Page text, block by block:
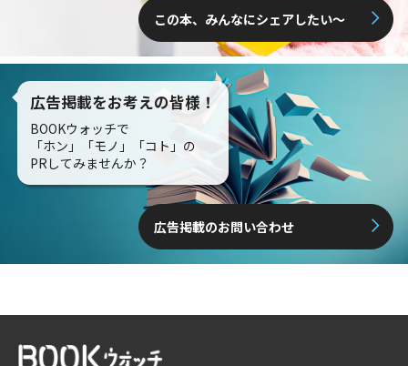
この本、みんなにシェアしたい〜
広告掲載をお考えの皆様！
BOOKウォッチで
「ホン」「モノ」「コト」の
PRしてみませんか？
広告掲載のお問い合わせ